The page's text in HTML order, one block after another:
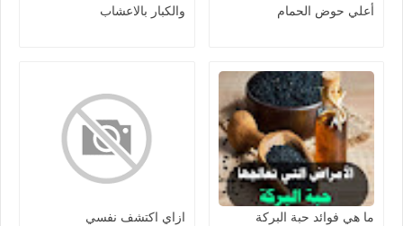
أعلي حوض الحمام
والكبار بالاعشاب
ما هي فوائد حبة البركة ازاي اكتشف نفسي